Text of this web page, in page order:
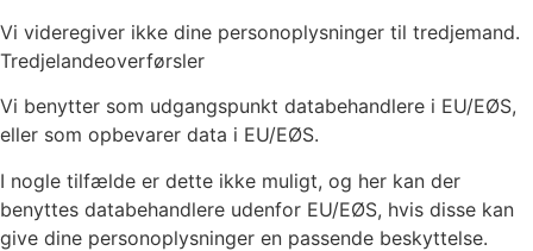
Vi videregiver ikke dine personoplysninger til tredjemand.
Tredjelandeoverførsler
Vi benytter som udgangspunkt databehandlere i EU/EØS,
eller som opbevarer data i EU/EØS.
I nogle tilfælde er dette ikke muligt, og her kan der
benyttes databehandlere udenfor EU/EØS, hvis disse kan
give dine personoplysninger en passende beskyttelse.